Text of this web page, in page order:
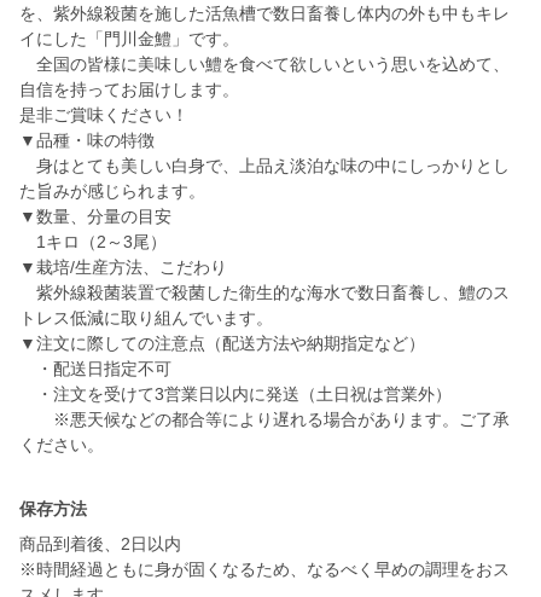
を、紫外線殺菌を施した活魚槽で数日畜養し体内の外も中もキレ
イにした「門川金鱧」です。
全国の皆様に美味しい鱧を食べて欲しいという思いを込めて、
自信を持ってお届けします。
是非ご賞味ください！
▼品種・味の特徴
身はとても美しい白身で、上品え淡泊な味の中にしっかりとし
た旨みが感じられます。
▼数量、分量の目安
1キロ（2～3尾）
▼栽培/生産方法、こだわり
紫外線殺菌装置で殺菌した衛生的な海水で数日畜養し、鱧のス
トレス低減に取り組んでいます。
▼注文に際しての注意点（配送方法や納期指定など）
・配送日指定不可
・注文を受けて3営業日以内に発送（土日祝は営業外）
※悪天候などの都合等により遅れる場合があります。ご了承
ください。
保存方法
商品到着後、2日以内
※時間経過ともに身が固くなるため、なるべく早めの調理をおス